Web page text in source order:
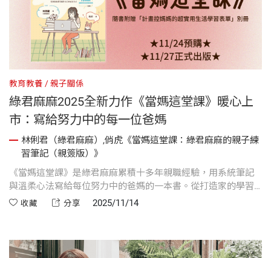
教育教養 親子關係
綠君麻麻2025全新力作《當媽這堂課》暖心上
市：寫給努力中的每一位爸媽
林俐君（綠君麻麻）,俏虎《當媽這堂課：綠君麻麻的親子練
習筆記（親簽版）》
《當媽這堂課》是綠君麻麻累積十多年親職經驗，用系統筆記
與溫柔心法寫給每位努力中的爸媽的一本書。從打造家的學習
環境、閱讀習慣培養、3C管理到面對差異與情緒挫折，她用真
收藏 分享 2025/11/14